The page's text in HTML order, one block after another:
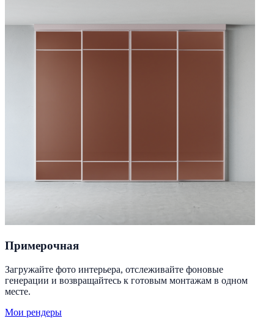
Примерочная
Загружайте фото интерьера, отслеживайте фоновые
генерации и возвращайтесь к готовым монтажам в одном
месте.
Мои рендеры